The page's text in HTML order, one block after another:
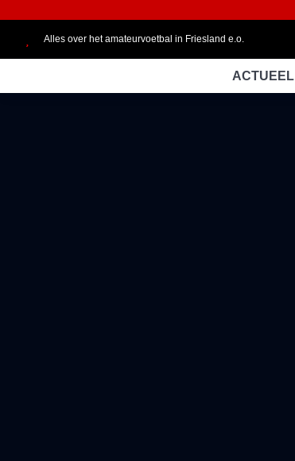
Alles over het amateurvoetbal in Friesland e.o.
ACTUEEL